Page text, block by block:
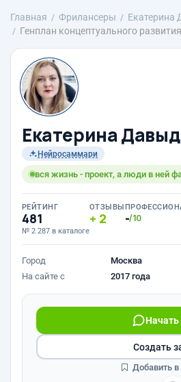
Главная Фрилансеры Екатерина
Генплан концептуального
Екатерина
Нейросаммари
вся жизнь - проект, а люди в ней
РЕЙТИНГ
481
№ 2 287 в каталоге
ОТЗЫВЫ
2 -/10
Город
Москва
На сайте с
2017 года
Начать
Создать
Добавить в